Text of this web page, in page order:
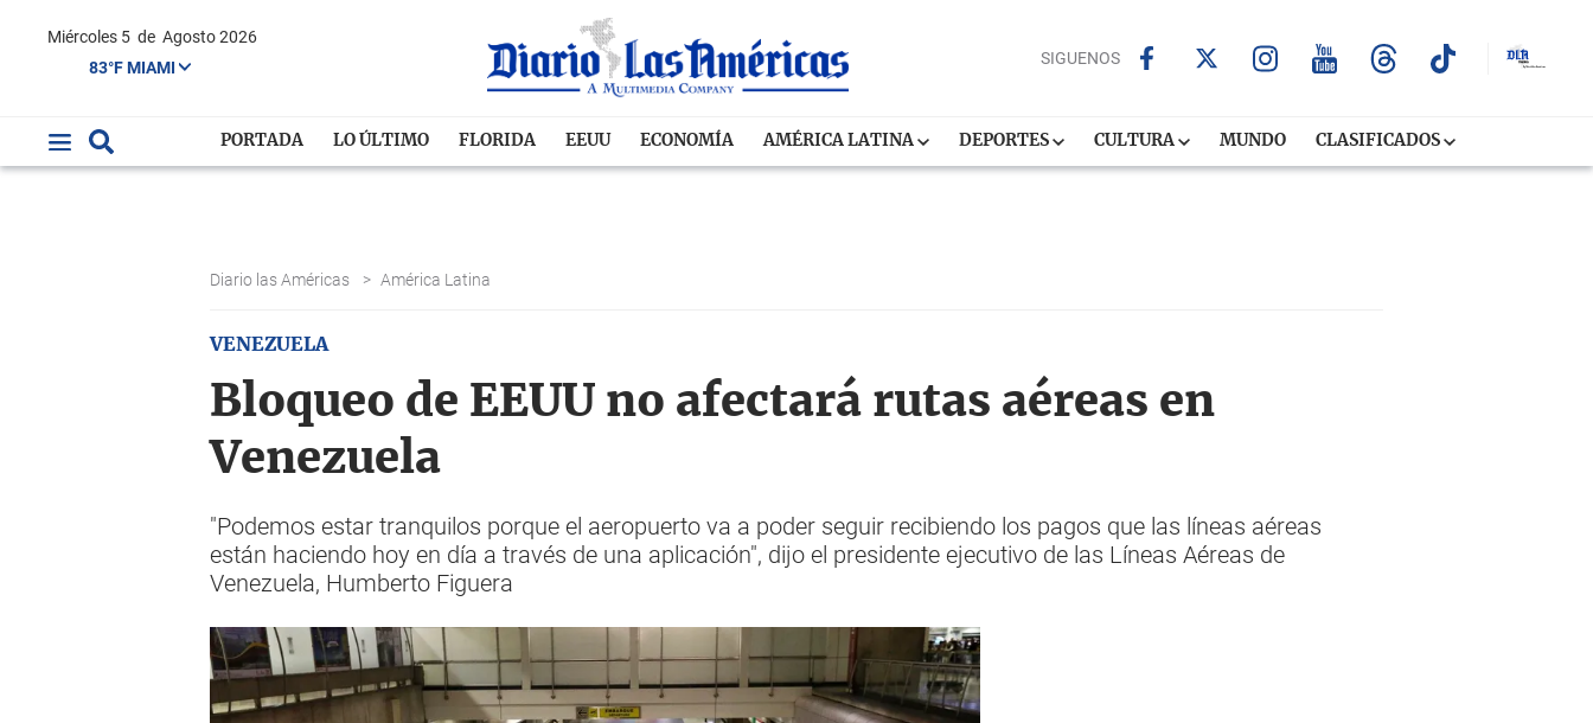
Miércoles 5 de Agosto 2026
83°F MIAMI
SIGUENOS
PORTADA LO ÚLTIMO FLORIDA EEUU ECONOMÍA AMÉRICA LATINA DEPORTES CULTURA MUNDO CLASIFICADOS
Diario las Américas > América Latina
VENEZUELA
Bloqueo de EEUU no afectará rutas aéreas en
Venezuela
"Podemos estar tranquilos porque el aeropuerto va a poder seguir recibiendo los pagos que las líneas aéreas
están haciendo hoy en día a través de una aplicación", dijo el presidente ejecutivo de las Líneas Aéreas de
Venezuela, Humberto Figuera